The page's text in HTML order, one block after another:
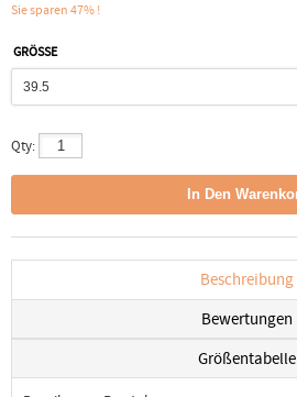
Sie sparen 47% !
GRÖSSE
Qty:
Beschreibung
Bewertungen
Größentabelle